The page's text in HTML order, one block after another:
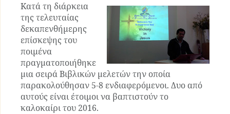
Κατά τη διάρκεια
της τελευταίας
δεκαπενθήμερης
επίσκεψης του
ποιμένα
πραγματοποιήθηκε
μια σειρά Βιβλικών μελετών την οποία
παρακολούθησαν 5-8 ενδιαφερόμενοι. Δυο από
αυτούς είναι έτοιμοι να βαπτιστούν το
καλοκαίρι του 2016.